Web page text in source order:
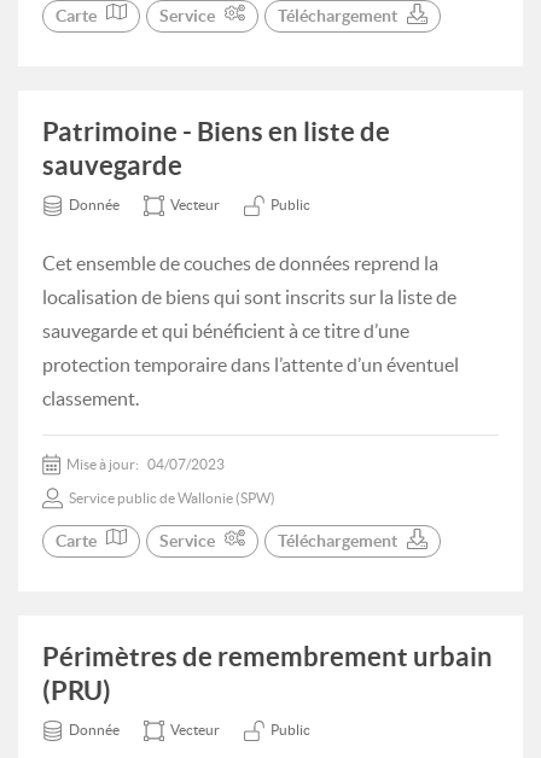
Carte Service Téléchargement
Patrimoine - Biens en liste de
sauvegarde
Donnée Vecteur Public
Cet ensemble de couches de données reprend la
localisation de biens qui sont inscrits sur la liste de
sauvegarde et qui bénéficient à ce titre d’une
protection temporaire dans l’attente d’un éventuel
classement.
Mise à jour: 04/07/2023
Service public de Wallonie (SPW)
Carte Service Téléchargement
Périmètres de remembrement urbain
(PRU)
Donnée Vecteur Public